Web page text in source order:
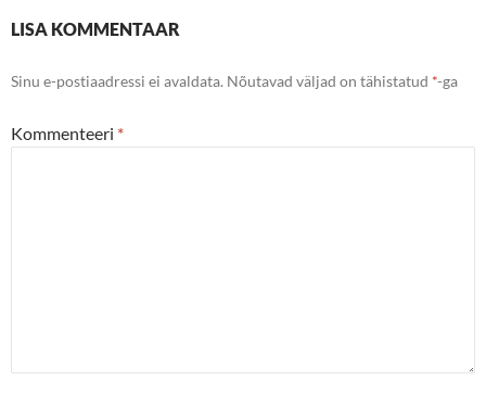
LISA KOMMENTAAR
Sinu e-postiaadressi ei avaldata. Nõutavad väljad on tähistatud *-ga
Kommenteeri *